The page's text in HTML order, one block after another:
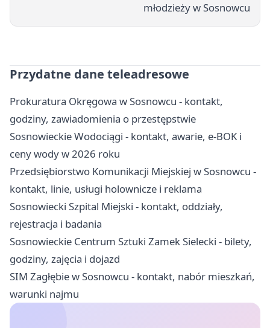
młodzieży w Sosnowcu
Przydatne dane teleadresowe
Prokuratura Okręgowa w Sosnowcu - kontakt,
godziny, zawiadomienia o przestępstwie
Sosnowieckie Wodociągi - kontakt, awarie, e-BOK i
ceny wody w 2026 roku
Przedsiębiorstwo Komunikacji Miejskiej w Sosnowcu -
kontakt, linie, usługi holownicze i reklama
Sosnowiecki Szpital Miejski - kontakt, oddziały,
rejestracja i badania
Sosnowieckie Centrum Sztuki Zamek Sielecki - bilety,
godziny, zajęcia i dojazd
SIM Zagłębie w Sosnowcu - kontakt, nabór mieszkań,
warunki najmu